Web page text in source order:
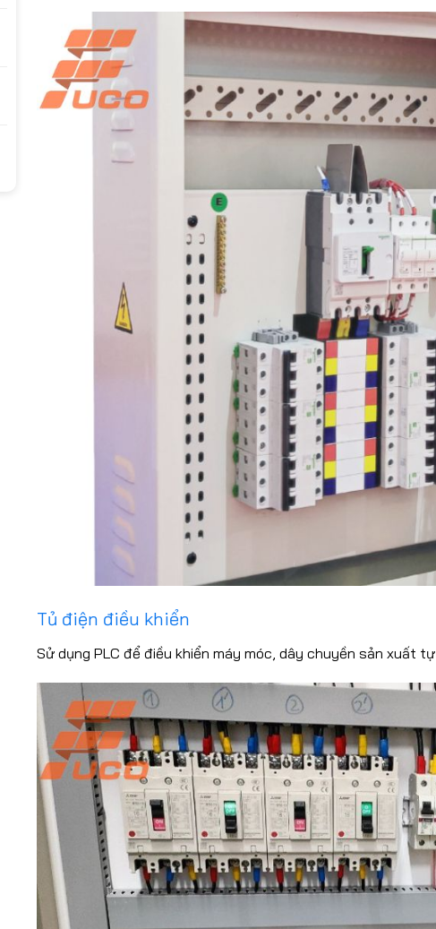
Tủ điện điều khiển
Sử dụng PLC để điều khiển máy móc, dây chuyền sản xuất